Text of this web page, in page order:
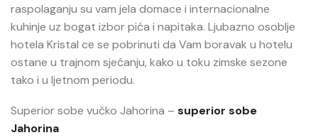
raspolaganju su vam jela domace i internacionalne
kuhinje uz bogat izbor pića i napitaka. Ljubazno osoblje
hotela Kristal ce se pobrinuti da Vam boravak u hotelu
ostane u trajnom sjećanju, kako u toku zimske sezone
tako i u ljetnom periodu.
Superior sobe vučko Jahorina – superior sobe
Jahorina